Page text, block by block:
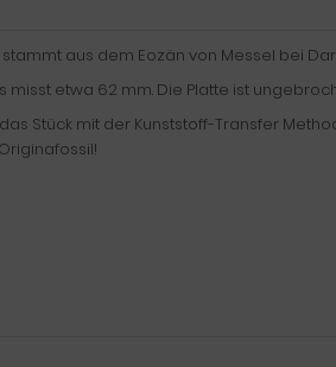
aus dem Eozän von Messel bei
etwa 62 mm. Die Platte ist
Stück mit der Kunststoff-Transfer